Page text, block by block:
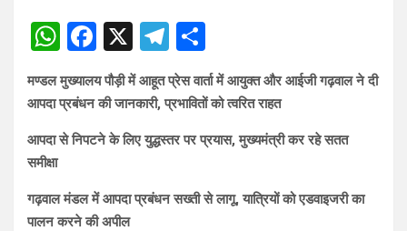
W
at
s
A
p
p
F
a
ce
b
o
o
k
X
T
el
e
gr
a
h
ar
मण्डल मुख्यालय पौड़ी में आहूत प्रेस वार्ता में आयुक्त और आईजी गढ़वाल ने दी
आपदा प्रबंधन की जानकारी, प्रभावितों को त्वरित राहत
आपदा से निपटने के लिए युद्धस्तर पर प्रयास, मुख्यमंत्री कर रहे सतत
समीक्षा
गढ़वाल मंडल में आपदा प्रबंधन सख्ती से लागू, यात्रियों को एडवाइजरी का
पालन करने की अपील